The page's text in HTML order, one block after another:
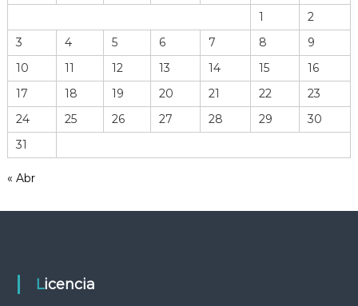
o
h
r
r
m
i
n
1
2
3
4 5 6 7 8
9
10
11 12 13 14 15
16
17
18 19 20 21 22
23
24
25 26 27 28 29
30
31
« Abr
Licencia